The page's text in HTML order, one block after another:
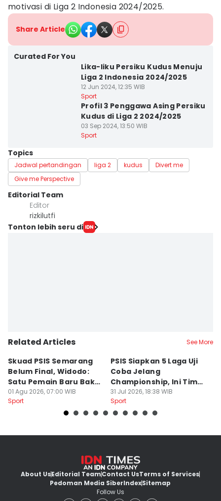
motivasi di Liga 2 Indonesia 2024/2025.
Share Article
Curated For You
Lika-liku Persiku Kudus Menuju
Liga 2 Indonesia 2024/2025
12 Jun 2024, 12:35 WIB
Sport
Profil 3 Penggawa Asing Persiku
Kudus di Liga 2 2024/2025
03 Sep 2024, 13:50 WIB
Sport
Topics
Jadwal pertandingan liga 2 kudus
Divert me
Give me Perspective
Editorial Team
Editor
rizkilutfi
Tonton lebih seru di
Related Articles See More
Skuad PSIS Semarang
Belum Final, Widodo:
Satu Pemain Baru Bakal
Gabung
01 Agu 2026, 07:00 WIB
Sport
PSIS Siapkan 5 Laga Uji
Coba Jelang
Championship, Ini Tim
Calon Lawan
31 Jul 2026, 18:38 WIB
Sport
About UsEditorial TeamContact UsTerms of Services
Pedoman Media SiberIndexSitemap
Follow Us